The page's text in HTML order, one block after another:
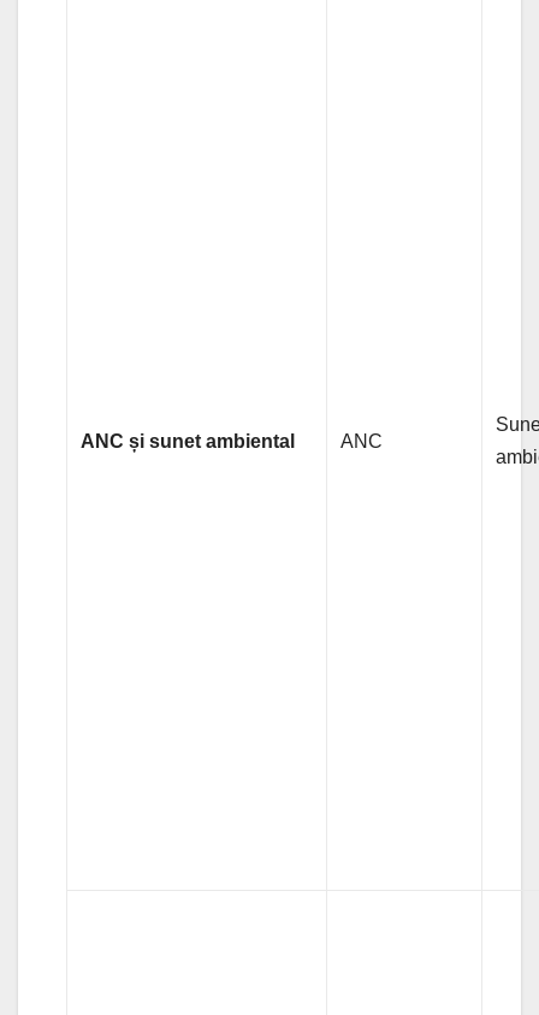
ANC și sunet ambiental ANC